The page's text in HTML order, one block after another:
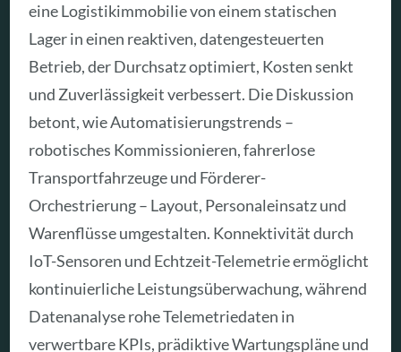
eine Logistikimmobilie von einem statischen
Lager in einen reaktiven, datengesteuerten
Betrieb, der Durchsatz optimiert, Kosten senkt
und Zuverlässigkeit verbessert. Die Diskussion
betont, wie Automatisierungstrends –
robotisches Kommissionieren, fahrerlose
Transportfahrzeuge und Förderer-
Orchestrierung – Layout, Personaleinsatz und
Warenflüsse umgestalten. Konnektivität durch
IoT-Sensoren und Echtzeit-Telemetrie ermöglicht
kontinuierliche Leistungsüberwachung, während
Datenanalyse rohe Telemetriedaten in
verwertbare KPIs, prädiktive Wartungspläne und